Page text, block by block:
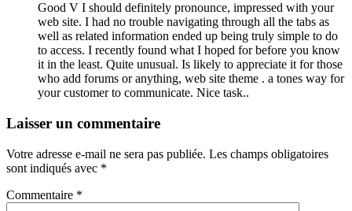
Good V I should definitely pronounce, impressed with your
web site. I had no trouble navigating through all the tabs as
well as related information ended up being truly simple to do
to access. I recently found what I hoped for before you know
it in the least. Quite unusual. Is likely to appreciate it for those
who add forums or anything, web site theme . a tones way for
your customer to communicate. Nice task..
Laisser un commentaire
Votre adresse e-mail ne sera pas publiée. Les champs obligatoires
sont indiqués avec *
Commentaire *